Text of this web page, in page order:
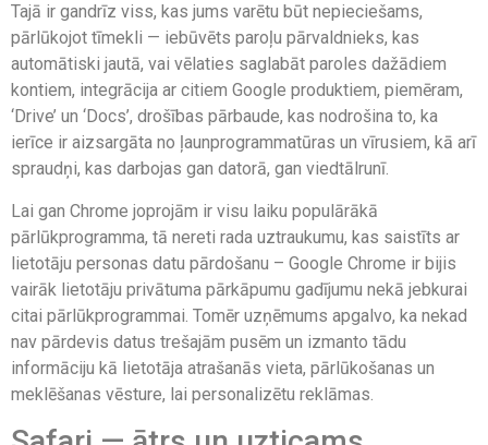
Tajā ir gandrīz viss, kas jums varētu būt nepieciešams,
pārlūkojot tīmekli — iebūvēts paroļu pārvaldnieks, kas
automātiski jautā, vai vēlaties saglabāt paroles dažādiem
kontiem, integrācija ar citiem Google produktiem, piemēram,
‘Drive’ un ‘Docs’, drošības pārbaude, kas nodrošina to, ka
ierīce ir aizsargāta no ļaunprogrammatūras un vīrusiem, kā arī
spraudņi, kas darbojas gan datorā, gan viedtālrunī.
Lai gan Chrome joprojām ir visu laiku populārākā
pārlūkprogramma, tā nereti rada uztraukumu, kas saistīts ar
lietotāju personas datu pārdošanu – Google Chrome ir bijis
vairāk lietotāju privātuma pārkāpumu gadījumu nekā jebkurai
citai pārlūkprogrammai. Tomēr uzņēmums apgalvo, ka nekad
nav pārdevis datus trešajām pusēm un izmanto tādu
informāciju kā lietotāja atrašanās vieta, pārlūkošanas un
meklēšanas vēsture, lai personalizētu reklāmas.